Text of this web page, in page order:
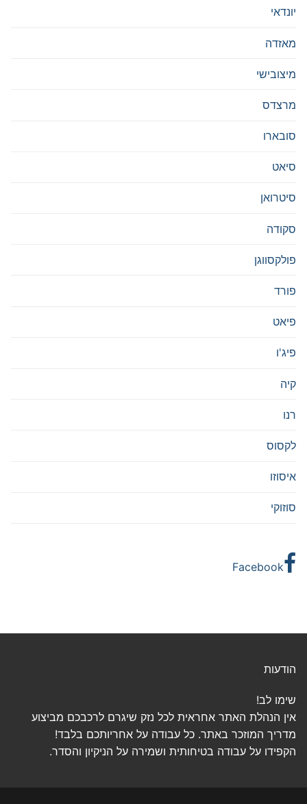
יונדאי
מאזדה
מיצובישי
מרצדס
סובארו
סיאט
סיטרואן
סקודה
פולקסווגן
פורד
פיאט
פיג'ו
קיה
רנו
לקסוס
איסוזו
סוזוקי
Facebook
הודעות
שימו לב!
אין הנהלת האתר אחראית לכל נזק שיגרם לרכבכם מביצוע
מדריך המוזכר באתר. כל עבודה על אחריותכם בלבד!
הקפידו על עבודה בטיחותית ושמירה על הניקיון והסדר.